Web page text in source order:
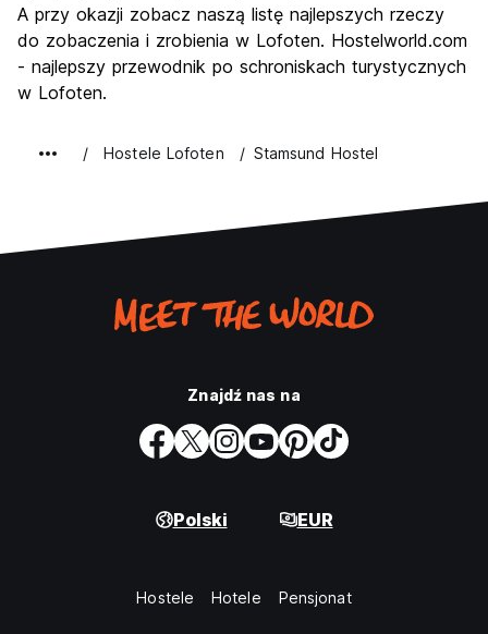
A przy okazji zobacz naszą listę najlepszych rzeczy
do zobaczenia i zrobienia w Lofoten. Hostelworld.com
- najlepszy przewodnik po schroniskach turystycznych
w Lofoten.
Hostele Lofoten Stamsund Hostel
Znajdź nas na
Polski EUR
Hostele Hotele Pensjonat